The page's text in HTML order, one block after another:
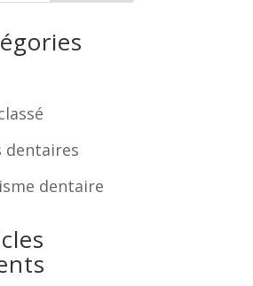
dentaires
dentaire